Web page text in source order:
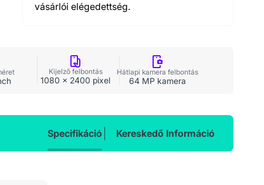
vásárlói elégedettség.
Kijelző felbontás
1080 x 2400 pixel
Hátlapi kamera felbontás
64 MP kamera
Specifikáció Kereskedő Információ